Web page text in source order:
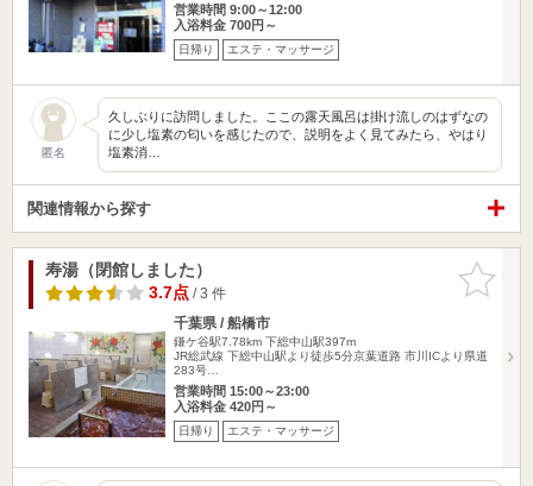
営業時間 9:00～12:00
入浴料金 700円～
日帰り エステ・マッサージ
匿名
久しぶりに訪問しました。ここの露天風呂は掛け流しのはずなの
に少し塩素の匂いを感じたので、説明をよく見てみたら、やはり
塩素消…
関連情報から探す
お気に入
りに追加
寿湯（閉館しました）
3.7点/ 3 件
千葉県 / 船橋市
鎌ケ谷駅7.78km 下総中山駅397m
JR総武線 下総中山駅より徒歩5分京葉道路 市川ICより県道
283号…
営業時間 15:00～23:00
入浴料金 420円～
日帰り エステ・マッサージ